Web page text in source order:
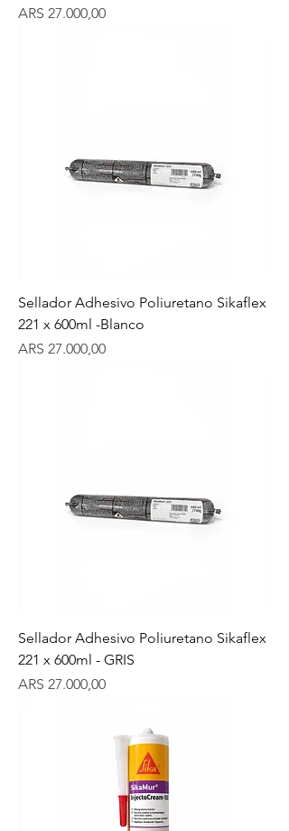
Precio
ARS 27.000,00
Sellador Adhesivo Poliuretano Sikaflex
221 x 600ml -Blanco
Precio
ARS 27.000,00
Sellador Adhesivo Poliuretano Sikaflex
221 x 600ml - GRIS
Precio
ARS 27.000,00